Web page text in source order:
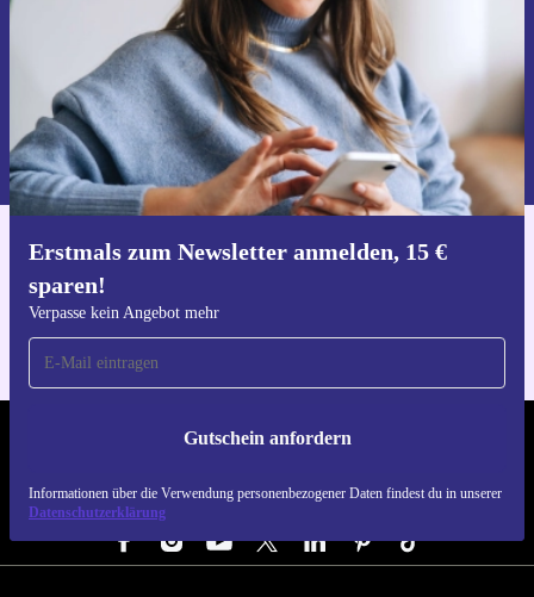
Erstmals zum Newsletter anmelden, 15 €
sparen!
Verpasse kein Angebot mehr
Gutschein anfordern
Informationen über die Verwendung personenbezogener Daten findest du in unserer
Datenschutzerklärung
Gutschein anfordern
Informationen über die Verwendung personenbezogener Daten findest
du in unserer
Datenschutzerklärung.
Hol dir die refurbed-App
REFURBED DEUTSCHLAND - RETHINK NEW.
FOLGE UNS